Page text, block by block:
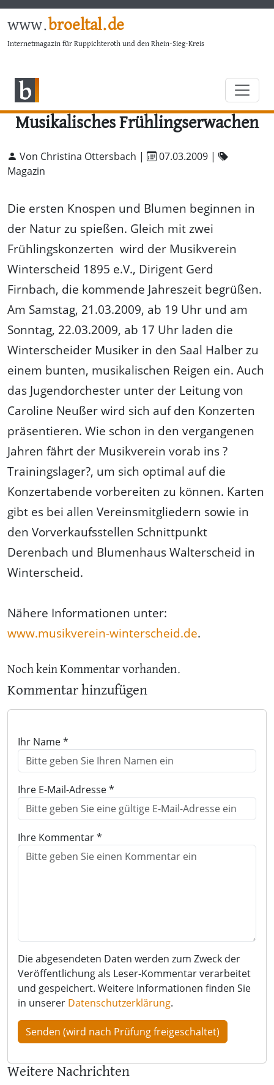
www.broeltal.de
Internetmagazin für Ruppichteroth und den Rhein-Sieg-Kreis
Musikalisches Frühlingserwachen
Von Christina Ottersbach | 07.03.2009 |
Magazin
Die ersten Knospen und Blumen beginnen in
der Natur zu spießen. Gleich mit zwei
Frühlingskonzerten wird der Musikverein
Winterscheid 1895 e.V., Dirigent Gerd
Firnbach, die kommende Jahreszeit begrüßen.
Am Samstag, 21.03.2009, ab 19 Uhr und am
Sonntag, 22.03.2009, ab 17 Uhr laden die
Winterscheider Musiker in den Saal Halber zu
einem bunten, musikalischen Reigen ein. Auch
das Jugendorchester unter der Leitung von
Caroline Neußer wird sich auf den Konzerten
präsentieren. Wie schon in den vergangenen
Jahren fährt der Musikverein vorab ins ?
Trainingslager?, um sich optimal auf die
Konzertabende vorbereiten zu können. Karten
gibt es bei allen Vereinsmitgliedern sowie in
den Vorverkaufsstellen Schnittpunkt
Derenbach und Blumenhaus Walterscheid in
Winterscheid.
Nähere Informationen unter:
www.musikverein-winterscheid.de.
Noch kein Kommentar vorhanden.
Kommentar hinzufügen
Ihr Name *
Ihre E-Mail-Adresse *
Ihre Kommentar *
Die abgesendeten Daten werden zum Zweck der
Veröffentlichung als Leser-Kommentar verarbeitet
und gespeichert. Weitere Informationen finden Sie
in unserer Datenschutzerklärung.
Weitere Nachrichten